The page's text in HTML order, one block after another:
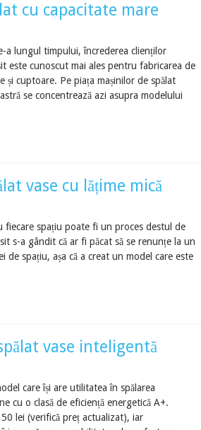
cu capacitate mare
a lungul timpului, încrederea clienților
este cunoscut mai ales pentru fabricarea de
și cuptoare. Pe piața mașinilor de spălat
se concentrează azi asupra modelului
vase cu lățime mică
fiecare spațiu poate fi un proces destul de
s-a gândit că ar fi păcat să se renunțe la un
de spațiu, așa că a creat un model care este
vase inteligentă
care își are utilitatea în spălarea
cu o clasă de eficiență energetică A+.
lei (verifică preț actualizat), iar